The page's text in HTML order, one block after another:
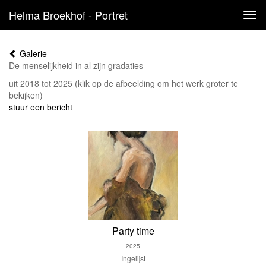
Helma Broekhof - Portret
Galerie
De menselijkheid in al zijn gradaties
uit 2018 tot 2025 (klik op de afbeelding om het werk groter te
bekijken)
stuur een bericht
Party time
2025
Ingelijst